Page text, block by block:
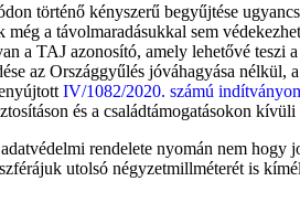
történő kényszerű begyűjtése
a távolmaradásukkal sem
a TAJ azonosító, amely lehetővé teszi
az Országgyűlés jóváhagyása
IV/1082/2020. számú
és a családtámogatásokon
rendelete nyomán nem
utolsó négyzetmillméterét is